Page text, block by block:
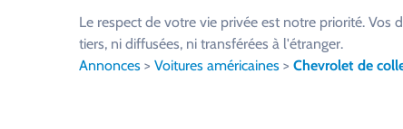
Le respect de votre vie privée est notre priorité.
tiers, ni diffusées, ni transférées à l'étranger.
Annonces > Voitures américaines > Chevrolet de